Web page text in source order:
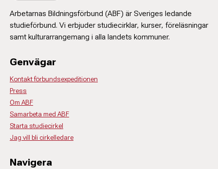
Arbetarnas Bildningsförbund (ABF) är Sveriges ledande
studieförbund. Vi erbjuder studiecirklar, kurser, föreläsningar
samt kulturarrangemang i alla landets kommuner.
Genvägar
Kontakt förbundsexpeditionen
Press
Om ABF
Samarbeta med ABF
Starta studiecirkel
Jag vill bli cirkelledare
Navigera